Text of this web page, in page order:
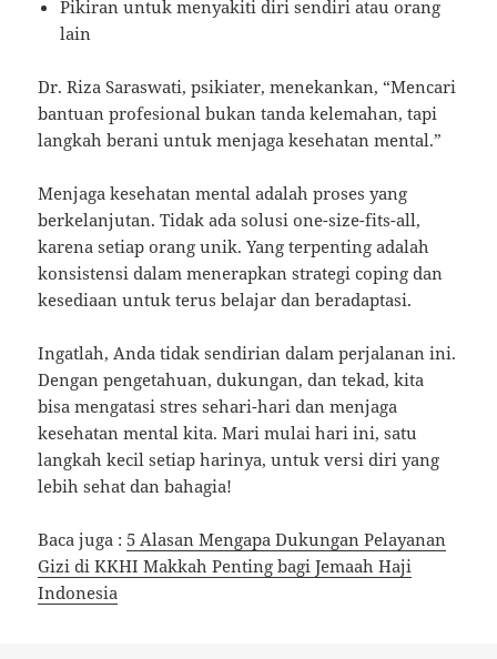
Pikiran untuk menyakiti diri sendiri atau orang
lain
Dr. Riza Saraswati, psikiater, menekankan, “Mencari
bantuan profesional bukan tanda kelemahan, tapi
langkah berani untuk menjaga kesehatan mental.”
Menjaga kesehatan mental adalah proses yang
berkelanjutan. Tidak ada solusi one-size-fits-all,
karena setiap orang unik. Yang terpenting adalah
konsistensi dalam menerapkan strategi coping dan
kesediaan untuk terus belajar dan beradaptasi.
Ingatlah, Anda tidak sendirian dalam perjalanan ini.
Dengan pengetahuan, dukungan, dan tekad, kita
bisa mengatasi stres sehari-hari dan menjaga
kesehatan mental kita. Mari mulai hari ini, satu
langkah kecil setiap harinya, untuk versi diri yang
lebih sehat dan bahagia!
Baca juga : 5 Alasan Mengapa Dukungan Pelayanan
Gizi di KKHI Makkah Penting bagi Jemaah Haji
Indonesia